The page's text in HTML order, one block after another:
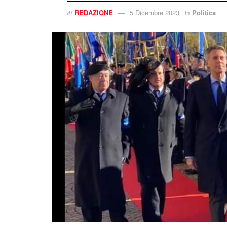
di REDAZIONE 5 Dicembre 2023 In Politica